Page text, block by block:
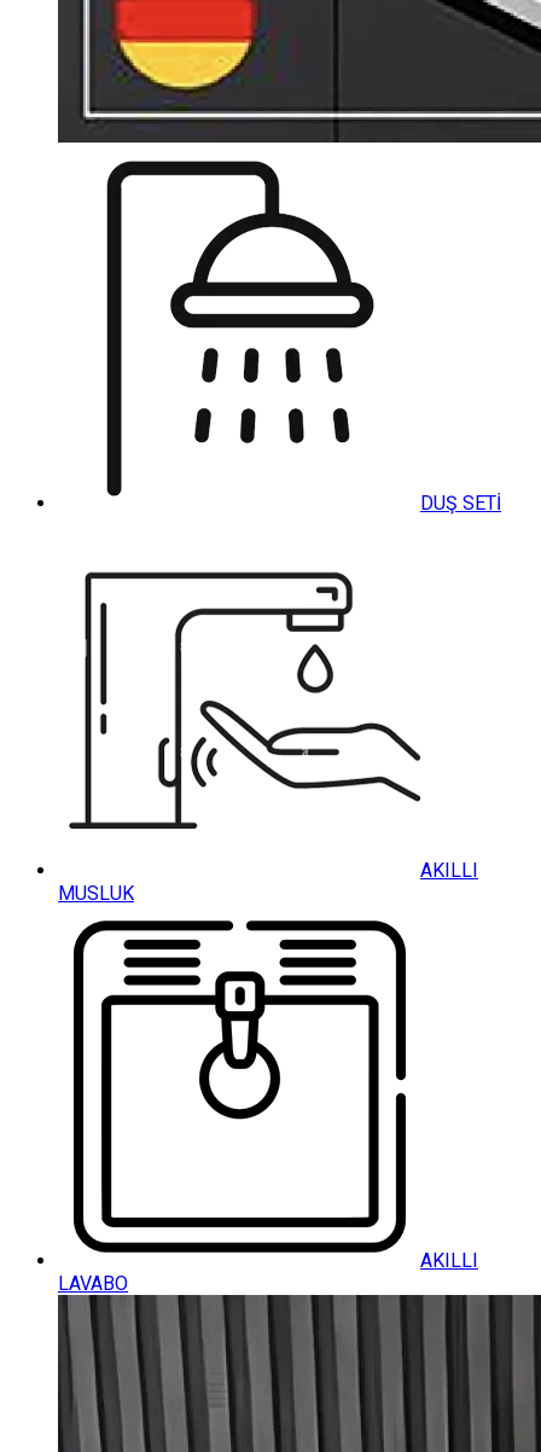
DUŞ SETİ
AKILLI
MUSLUK
AKILLI
LAVABO